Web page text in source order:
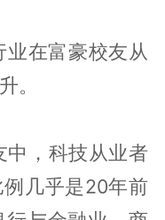
在富豪校友从
。
，科技从业者
几乎是20年前